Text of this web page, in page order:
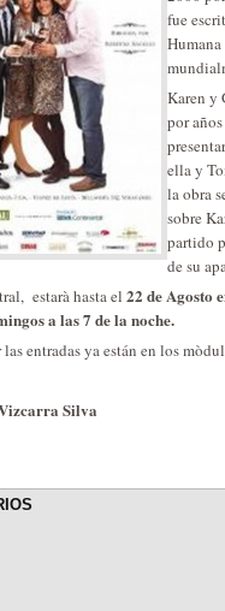
fue
Humana
Karen y
por
ella y
la obra
sobre
partido
de su
estarà hasta el 22 de Agosto
a las 7 de la noche.
entradas ya están en los
Silva